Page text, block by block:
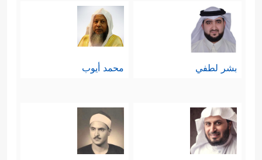
بشر لطفي محمد أيوب